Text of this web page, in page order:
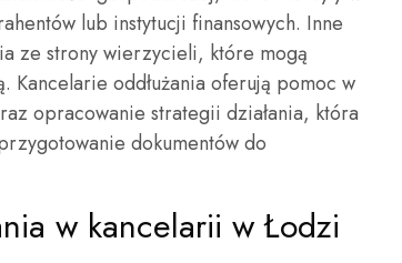
lub instytucji finansowych. Inne
ze strony wierzycieli, które mogą
Kancelarie oddłużania oferują pomoc w
opracowanie strategii działania, która
dokumentów do
w kancelarii w Łodzi